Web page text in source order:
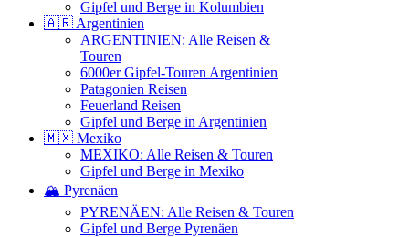
Gipfel und Berge in Kolumbien
🇦🇷 Argentinien
ARGENTINIEN: Alle Reisen &
Touren
6000er Gipfel-Touren Argentinien
Patagonien Reisen
Feuerland Reisen
Gipfel und Berge in Argentinien
🇲🇽 Mexiko
MEXIKO: Alle Reisen & Touren
Gipfel und Berge in Mexiko
🏔️ Pyrenäen
PYRENÄEN: Alle Reisen & Touren
Gipfel und Berge Pyrenäen